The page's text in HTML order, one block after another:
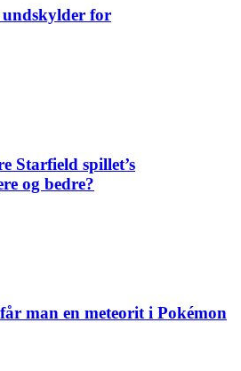
for
Starfield spillet’s
og bedre?
man en meteorit i Pokémon